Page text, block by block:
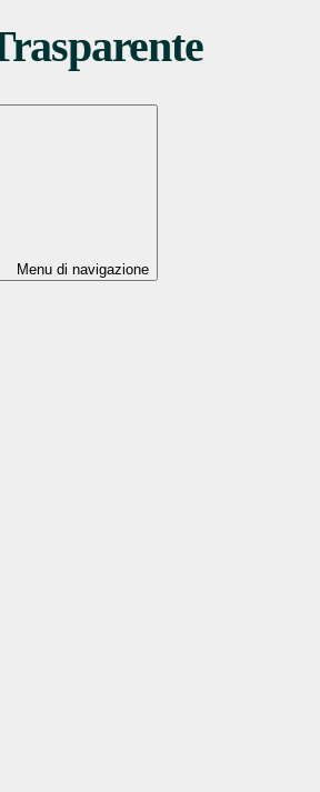
Menu di navigazione